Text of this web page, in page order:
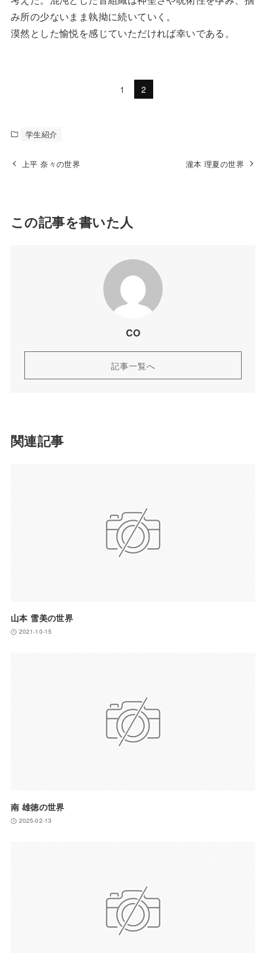
み所の少ないまま執拗に続いていく。
漠然とした愉悦を感じていただければ幸いである。
1 2
学生紹介
上平 奈々の世界 瀧本 理夏の世界
この記事を書いた人
CO
記事一覧へ
関連記事
山本 雪美の世界
2021-10-15
南 雄徳の世界
2025-02-13